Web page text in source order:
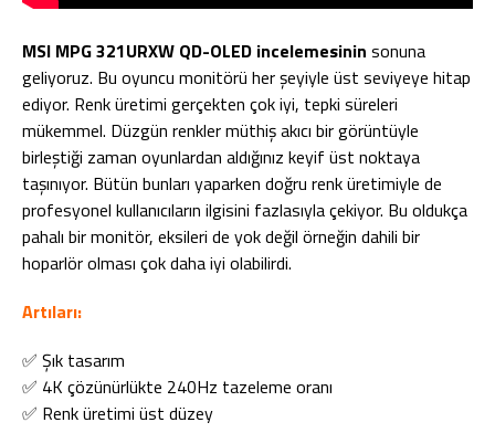
MSI MPG 321URXW QD-OLED incelemesinin sonuna
geliyoruz. Bu oyuncu monitörü her şeyiyle üst seviyeye hitap
ediyor. Renk üretimi gerçekten çok iyi, tepki süreleri
mükemmel. Düzgün renkler müthiş akıcı bir görüntüyle
birleştiği zaman oyunlardan aldığınız keyif üst noktaya
taşınıyor. Bütün bunları yaparken doğru renk üretimiyle de
profesyonel kullanıcıların ilgisini fazlasıyla çekiyor. Bu oldukça
pahalı bir monitör, eksileri de yok değil örneğin dahili bir
hoparlör olması çok daha iyi olabilirdi.
Artıları:
✅ Şık tasarım
✅ 4K çözünürlükte 240Hz tazeleme oranı
✅ Renk üretimi üst düzey